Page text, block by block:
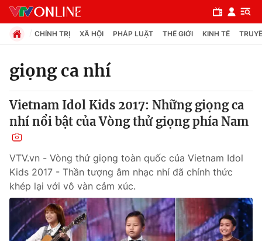
Chuyên mục
Chính trị
Pháp luật
Y tế
CHÍNH TRỊ XÃ HỘI PHÁP LUẬT THẾ GIỚI KINH TẾ
giọng ca nhí
Vietnam Idol Kids 2017: Những giọng ca
nhí nổi bật của Vòng thử giọng phía Nam
VTV.vn - Vòng thử giọng toàn quốc của Vietnam Idol
Kids 2017 - Thần tượng âm nhạc nhí đã chính thức
khép lại với vô vàn cảm xúc.